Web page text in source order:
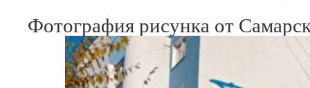
Фотография рисунка от